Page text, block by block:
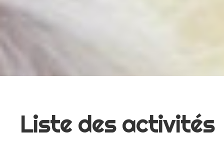
Liste des activités